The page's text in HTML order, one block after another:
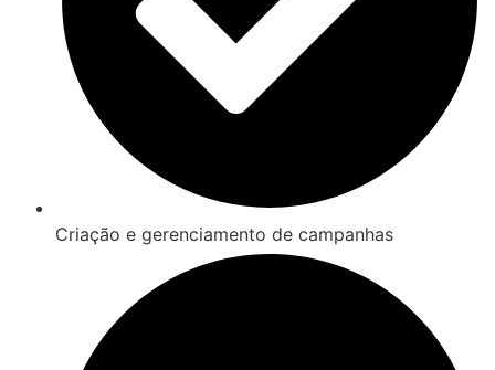
Criação e gerenciamento de campanhas